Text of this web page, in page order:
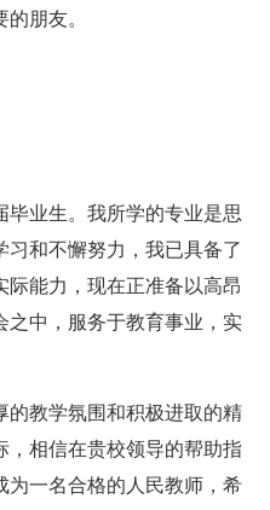
朋友。
毕业生。我所学的专业是思
和不懈努力，我已具备了
际能力，现在正准备以高昂
之中，服务于教育事业，实
的教学氛围和积极进取的精
，相信在贵校领导的帮助指
为一名合格的人民教师，希